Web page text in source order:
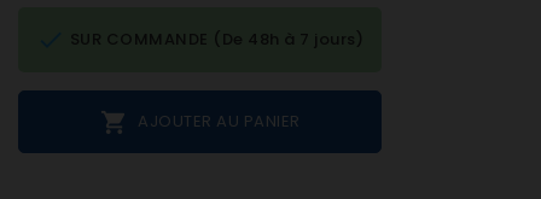
 AJOUTER AU PANIER
SUR COMMANDE (De 48h à 7 jours)